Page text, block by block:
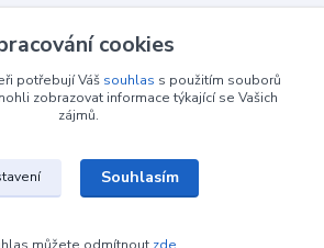
cookies
potřebují Váš souhlas s použitím souborů
zobrazovat informace týkající se Vašich
zájmů.
Souhlasím